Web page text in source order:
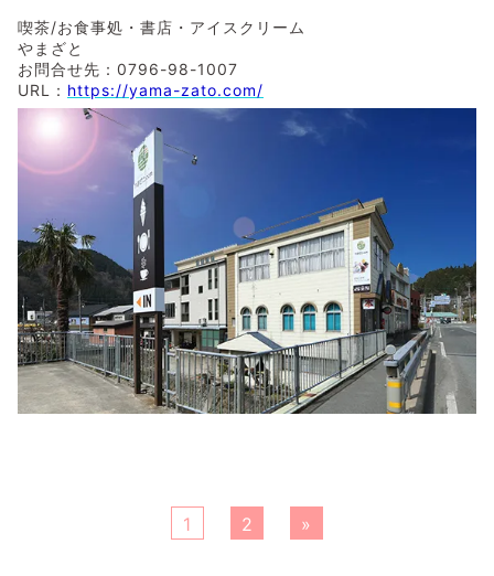
喫茶/お食事処・書店・アイスクリーム
やまざと
お問合せ先：0796-98-1007
URL： https://yama-zato.com/
1 2 »